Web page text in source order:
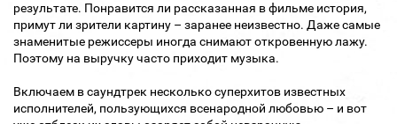
результате. Понравится ли рассказанная в фильме история,
примут ли зрители картину – заранее неизвестно. Даже самые
знаменитые режиссеры иногда снимают откровенную лажу.
Поэтому на выручку часто приходит музыка.
Включаем в саундтрек несколько суперхитов известных
исполнителей, пользующихся всенародной любовью – и вот